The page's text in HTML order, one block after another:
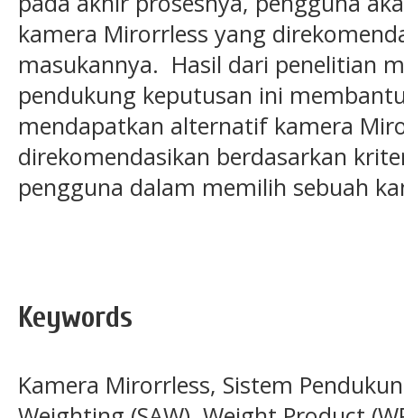
kamera Mirorrless yang
masukannya. Hasil dari penelitian
pendukung keputusan ini
mendapatkan alternatif kamera
direkomendasikan berdasarkan
pengguna dalam memilih sebuah
Keywords
Kamera Mirorrless, Sistem